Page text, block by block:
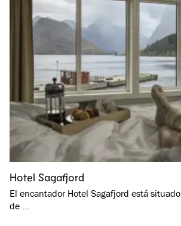
Hotel Sagafjord
El encantador Hotel Sagafjord está
de …